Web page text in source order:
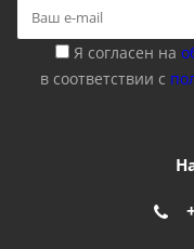
Я согласен на
в соответствии с